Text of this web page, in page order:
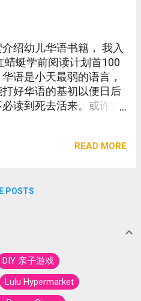
绍幼儿华语书籍， 我入
蜻蜓学前阅读计划首100
语是小天最弱的语言，
好华语的基初以便日后
读到死去活来。或许大
遇到了好老师，终于上
READ MORE
POSTS
DIY 亲子游戏
Lulu Hypermarket